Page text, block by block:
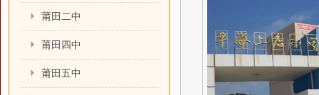
莆田二中
莆田四中
莆田五中